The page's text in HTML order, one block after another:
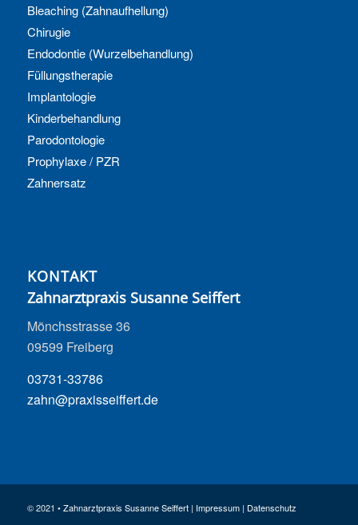
Bleaching (Zahnaufhellung)
Chirugie
Endodontie (Wurzelbehandlung)
Füllungstherapie
Implantologie
Kinderbehandlung
Parodontologie
Prophylaxe / PZR
Zahnersatz
KONTAKT
Zahnarztpraxis Susanne Seiffert
Mönchsstrasse 36
09599 Freiberg
03731-33786
zahn@praxisseiffert.de
© 2021 •Zahnarztpraxis Susanne Seiffert| Impressum| Datenschutz